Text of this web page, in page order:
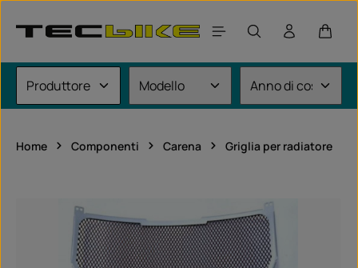
Il
Home Componenti Carena Griglia per radiatore
Salta la galleria di immagini